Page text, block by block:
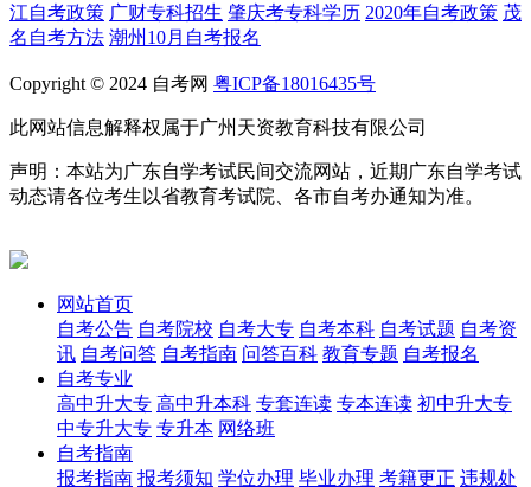
江自考政策 广财专科招生 肇庆考专科学历 2020年自考政策 茂
名自考方法 潮州10月自考报名
Copyright © 2024 自考网 粤ICP备18016435号
此网站信息解释权属于广州天资教育科技有限公司
声明：本站为广东自学考试民间交流网站，近期广东自学考试
动态请各位考生以省教育考试院、各市自考办通知为准。
网站首页
自考公告 自考院校 自考大专 自考本科 自考试题 自考资
讯 自考问答 自考指南 问答百科 教育专题 自考报名
自考专业
高中升大专 高中升本科 专套连读 专本连读 初中升大专
中专升大专 专升本 网络班
自考指南
报考指南 报考须知 学位办理 毕业办理 考籍更正 违规处